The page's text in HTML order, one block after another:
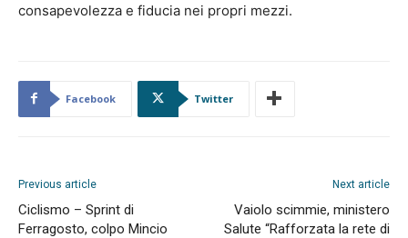
consapevolezza e fiducia nei propri mezzi.
Facebook Twitter
Previous article
Ciclismo – Sprint di
Ferragosto, colpo Mincio
Next article
Vaiolo scimmie, ministero
Salute “Rafforzata la rete di